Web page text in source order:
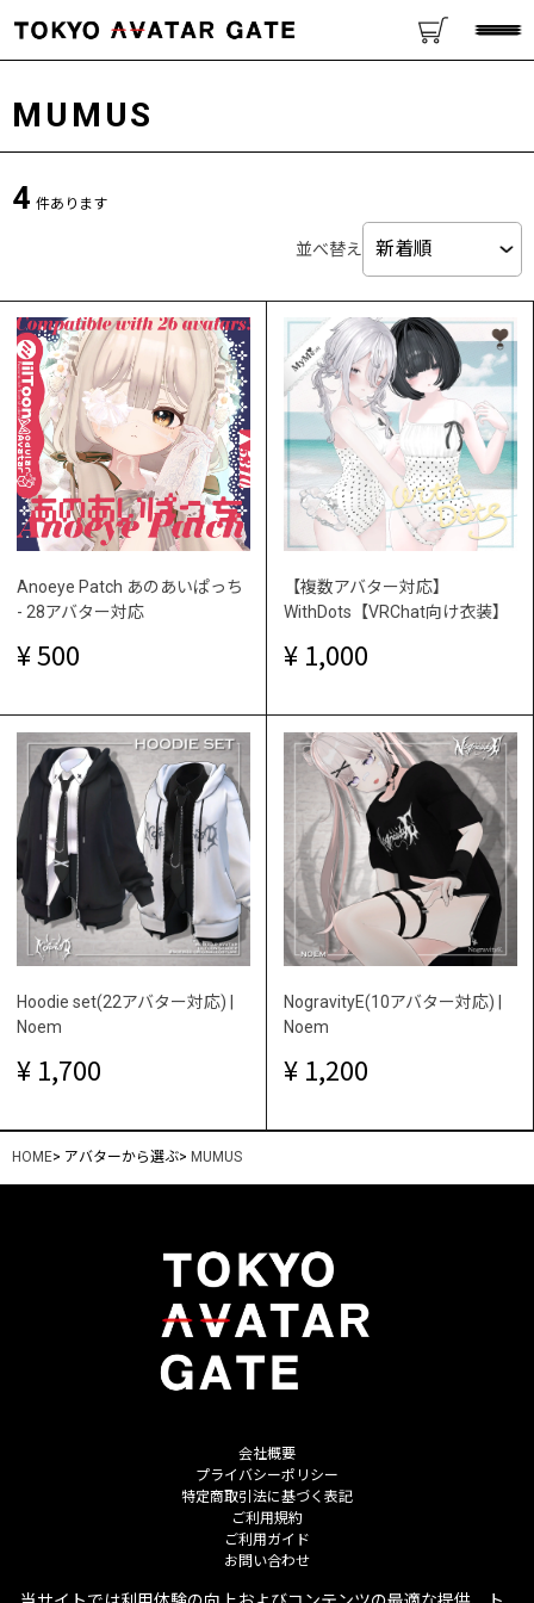
MUMUS
4 件あります
並べ替え
Anoeye Patch あのあいぱっち
- 28アバター対応
500
【複数アバター対応】
WithDots【VRChat向け衣装】
1,000
Hoodie set(22アバター対応) |
Noem
1,700
NogravityE(10アバター対応) |
Noem
1,200
HOME> アバターから選ぶ> MUMUS
会社概要
プライバシーポリシー
特定商取引法に基づく表記
ご利用規約
ご利用ガイド
お問い合わせ